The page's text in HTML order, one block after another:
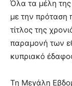
Όλα τα μέλη
με την πρόταση
τίτλος της
παραμονή των
κυπριακό
Τη Μεγάλη